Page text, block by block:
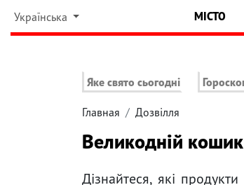
Українська МІСТО
Яке свято сьогодні
Главная Дозвілля
Великодній
Дізнайтеся, які